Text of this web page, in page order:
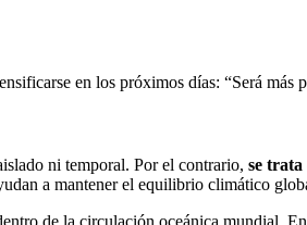
en los próximos días: “Será más
ni temporal. Por el contrario, se trata
a mantener el equilibrio climático
de la circulación oceánica mundial.